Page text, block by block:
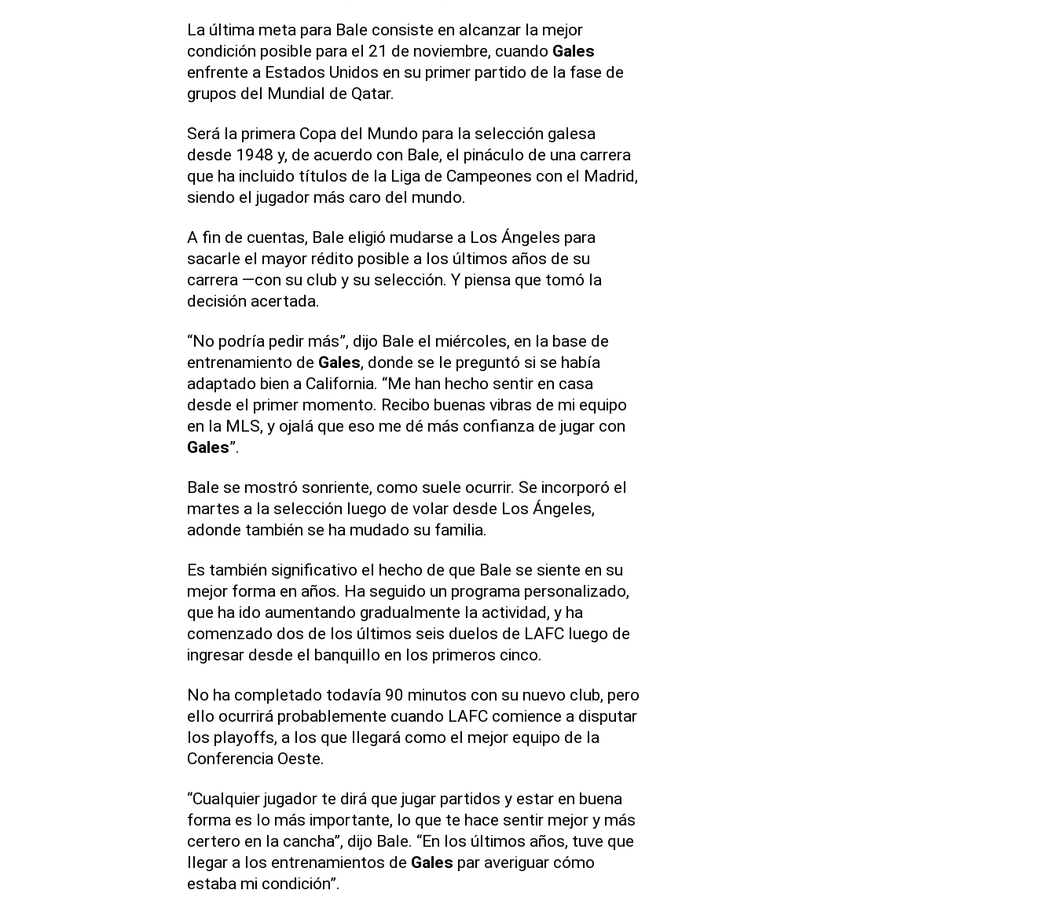
La última meta para Bale consiste en alcanzar la mejor
condición posible para el 21 de noviembre, cuando Gales
enfrente a Estados Unidos en su primer partido de la fase de
grupos del Mundial de Qatar.
Será la primera Copa del Mundo para la selección galesa
desde 1948 y, de acuerdo con Bale, el pináculo de una carrera
que ha incluido títulos de la Liga de Campeones con el Madrid,
siendo el jugador más caro del mundo.
A fin de cuentas, Bale eligió mudarse a Los Ángeles para
sacarle el mayor rédito posible a los últimos años de su
carrera —con su club y su selección. Y piensa que tomó la
decisión acertada.
“No podría pedir más”, dijo Bale el miércoles, en la base de
entrenamiento de Gales, donde se le preguntó si se había
adaptado bien a California. “Me han hecho sentir en casa
desde el primer momento. Recibo buenas vibras de mi equipo
en la MLS, y ojalá que eso me dé más confianza de jugar con
Gales”.
Bale se mostró sonriente, como suele ocurrir. Se incorporó el
martes a la selección luego de volar desde Los Ángeles,
adonde también se ha mudado su familia.
Es también significativo el hecho de que Bale se siente en su
mejor forma en años. Ha seguido un programa personalizado,
que ha ido aumentando gradualmente la actividad, y ha
comenzado dos de los últimos seis duelos de LAFC luego de
ingresar desde el banquillo en los primeros cinco.
No ha completado todavía 90 minutos con su nuevo club, pero
ello ocurrirá probablemente cuando LAFC comience a disputar
los playoffs, a los que llegará como el mejor equipo de la
Conferencia Oeste.
“Cualquier jugador te dirá que jugar partidos y estar en buena
forma es lo más importante, lo que te hace sentir mejor y más
certero en la cancha”, dijo Bale. “En los últimos años, tuve que
llegar a los entrenamientos de Gales par averiguar cómo
estaba mi condición”.